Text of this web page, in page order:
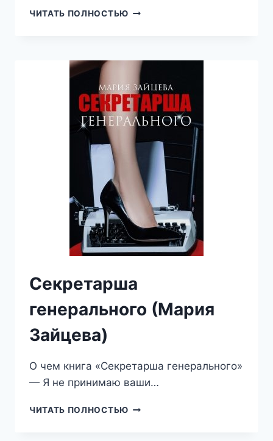
ЧИТАТЬ ПОЛНОСТЬЮ РАСЧЕСКА
ЗАЙЦЕВА)
Секретарша
генерального (Мария
Зайцева)
О чем книга «Секретарша генерального»
— Я не принимаю ваши…
ЧИТАТЬ ПОЛНОСТЬЮ СЕКРЕТАРША